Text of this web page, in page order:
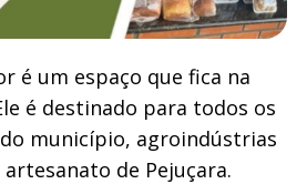
é um espaço que fica na
é destinado para todos os
município, agroindústrias
de Pejuçara.